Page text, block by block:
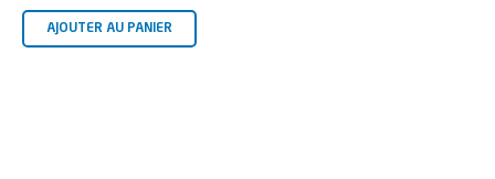
–
Praticien
AJOUTER AU PANIER